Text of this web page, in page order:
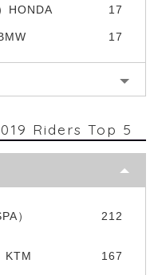
HONDA 17
17
Riders Top 5
）
212
KTM 167